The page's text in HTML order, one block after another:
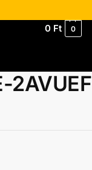
0 Ft 0
2AVUEF